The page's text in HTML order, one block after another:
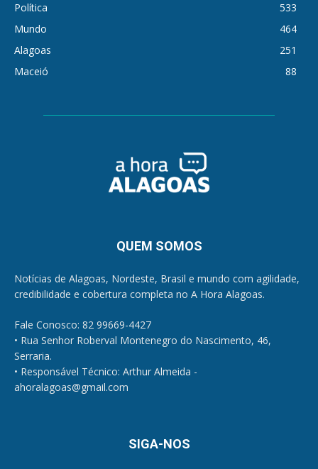
Política
533
Mundo
464
Alagoas
251
Maceió
88
QUEM SOMOS
Notícias de Alagoas, Nordeste, Brasil e mundo com agilidade,
credibilidade e cobertura completa no A Hora Alagoas.
Fale Conosco: 82 99669-4427
• Rua Senhor Roberval Montenegro do Nascimento, 46,
Serraria.
• Responsável Técnico: Arthur Almeida -
ahoralagoas@gmail.com
SIGA-NOS